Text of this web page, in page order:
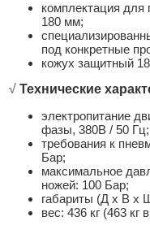
комплектация для
180 мм;
под конкретные
кожух защитный
√ Технические
электропитание
фазы, 380В / 50 Гц;
требования к
Бар;
максимальное
ножей: 100 Бар;
габариты (Д x В x
вес: 436 кг (463 кг